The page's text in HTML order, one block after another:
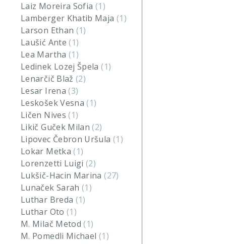
Laiz Moreira Sofia (1)
Lamberger Khatib Maja (1)
Larson Ethan (1)
Laušić Ante(1)
Lea Martha (1)
Ledinek Lozej Špela(1)
Lenarčič Blaž(2)
Lesar Irena(3)
Leskošek Vesna(1)
Ličen Nives(1)
Likič Guček Milan(2)
Lipovec Čebron Uršula (1)
Lokar Metka(1)
Lorenzetti Luigi(2)
Lukšič-Hacin Marina(27)
Lunaček Sarah(1)
Luthar Breda (1)
Luthar Oto (1)
M. Milač Metod(1)
M. Pomedli Michael (1)